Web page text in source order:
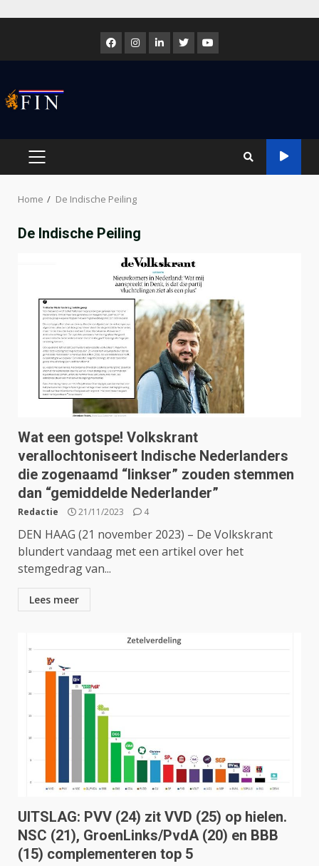
content
FacebookInstagram
LinkedInTwitterYoutube
PRIMARY
Home De Indische Peiling
De Indische Peiling
Wat een gotspe! Volkskrant
verallochtoniseert Indische Nederlanders
die zogenaamd “linkser” zouden stemmen
dan “gemiddelde Nederlander”
Redactie 21/11/2023 4
DEN HAAG (21 november 2023) – De Volkskrant
blundert vandaag met een artikel over het
stemgedrag van...
Lees meer
UITSLAG: PVV (24) zit VVD (25) op hielen.
NSC (21), GroenLinks/PvdA (20) en BBB
(15) complementeren top 5